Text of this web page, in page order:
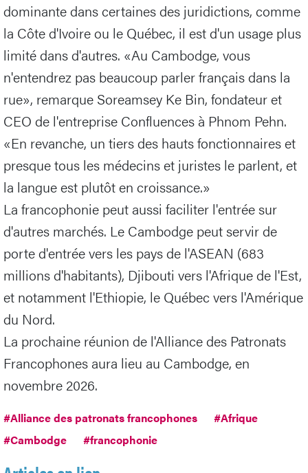
dominante dans certaines des juridictions, comme
la Côte d'Ivoire ou le Québec, il est d'un usage plus
limité dans d'autres. «Au Cambodge, vous
n'entendrez pas beaucoup parler français dans la
rue», remarque Soreamsey Ke Bin, fondateur et
CEO de l'entreprise Confluences à Phnom Pehn.
«En revanche, un tiers des hauts fonctionnaires et
presque tous les médecins et juristes le parlent, et
la langue est plutôt en croissance.»
La francophonie peut aussi faciliter l'entrée sur
d'autres marchés. Le Cambodge peut servir de
porte d'entrée vers les pays de l'ASEAN (683
millions d'habitants), Djibouti vers l'Afrique de l'Est,
et notamment l'Ethiopie, le Québec vers l'Amérique
du Nord.
La prochaine réunion de l'Alliance des Patronats
Francophones aura lieu au Cambodge, en
novembre 2026.
#Alliance des patronats francophones
#Afrique
#Cambodge
#francophonie